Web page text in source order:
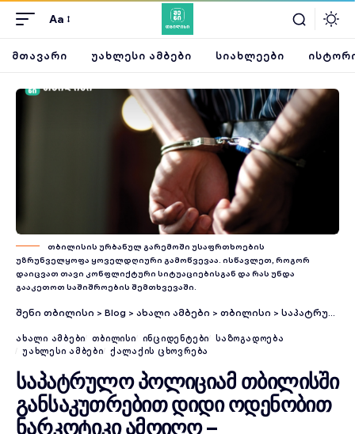
Aa
ᲛᲗᲐᲕᲐᲠᲘ ᲣᲐᲮᲚᲔᲡᲘ ᲐᲛᲑᲔᲑᲘ ᲡᲘᲐᲮᲚᲔᲔᲑᲘ
თბილისის ურბანულ გარემოში უსაფრთხოების
უზრუნველყოფა ყოველდღიური გამოწვევაა. ისწავლეთ, როგორ
დაიცვათ თავი კონფლიქტური სიტუაციებისგან და რას უნდა
გააკეთოთ საშიშროების შემთხვევაში.
შენი თბილისი > Blog > ახალი ამბები > თბილისი > საპატრულო პოლიციამ თბილისში განსაკუთრებით დიდი ოდენობით ნარკოტიკი ამოიღო – დაკავებულია უცხო ქვეყნის მოქალაქე
ᲐᲮᲐᲚᲘ ᲐᲛᲑᲔᲑᲘ ᲗᲑᲘᲚᲘᲡᲘ ᲘᲜᲪᲘᲓᲔᲜᲢᲔᲑᲘ
ᲡᲐᲖᲝᲒᲐᲓᲝᲔᲑᲐ
ᲣᲐᲮᲚᲔᲡᲘ ᲐᲛᲑᲔᲑᲘ
ᲥᲐᲚᲐᲥᲘᲡ ᲪᲮᲝᲕᲠᲔᲑᲐ
საპატრულო პოლიციამ თბილისში
განსაკუთრებით დიდი ოდენობით
ნარკოტიკი ამოიღო –